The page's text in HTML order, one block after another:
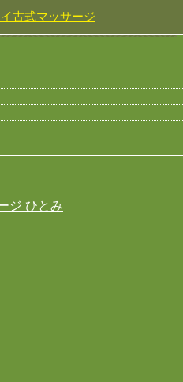
マッサージ ひとみ
ジ ひとみ